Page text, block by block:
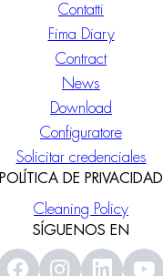
Contatti
Fima Diary
Contract
News
Download
Configuratore
Solicitar credenciales
POLÍTICA DE PRIVACIDAD
Cleaning Policy
SÍGUENOS EN